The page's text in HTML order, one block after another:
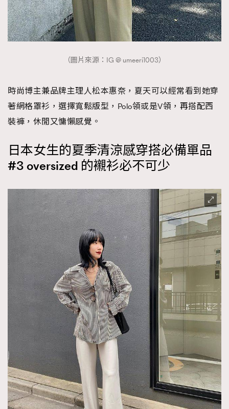
TRENDING
（圖片來源：IG @ umeeri1003）
時尚博主兼品牌主理人松本惠奈，夏天可以經常看到她穿
著網格罩衫，選擇寬鬆版型，Polo領或是V領，再搭配西
裝褲，休閒又慵懶感覺。
日本女生的夏季清涼感穿搭必備單品
#3 oversized 的襯衫必不可少